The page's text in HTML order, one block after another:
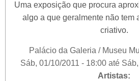
Uma exposição que procura
algo a que geralmente não tem
criativo.
Palácio da Galeria / Museu
Sáb, 01/10/2011 - 18:00 até
Artistas: